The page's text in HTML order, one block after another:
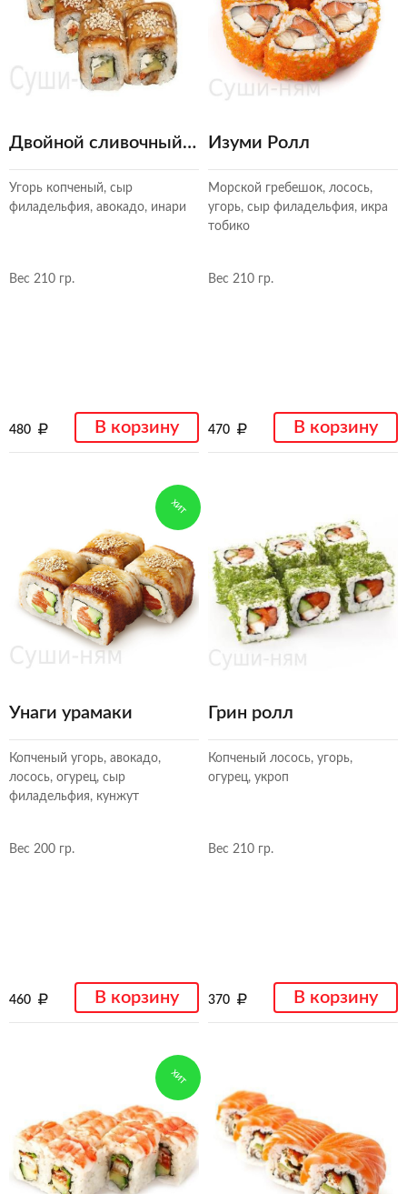
Двойной сливочный угорь
Угорь копченый, сыр
филадельфия, авокадо, инари
Вес 210 гр.
480 В корзину
Изуми Ролл
Морской гребешок, лосось,
угорь, сыр филадельфия, икра
тобико
Вес 210 гр.
470 В корзину
ХИТ
Унаги урамаки
Копченый угорь, авокадо,
лосось, огурец, сыр
филадельфия, кунжут
Вес 200 гр.
460 В корзину
Грин ролл
Копченый лосось, угорь,
огурец, укроп
Вес 210 гр.
370 В корзину
ХИТ